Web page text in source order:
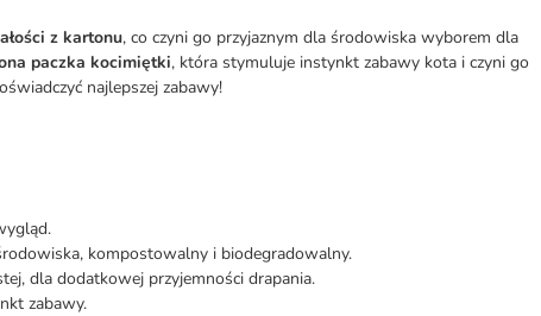
z kartonu, co czyni go przyjaznym dla środowiska wyborem dla
paczka kocimiętki, która stymuluje instynkt zabawy kota i czyni go
najlepszej zabawy!
kompostowalny i biodegradowalny.
dla dodatkowej przyjemności drapania.
zabawy.